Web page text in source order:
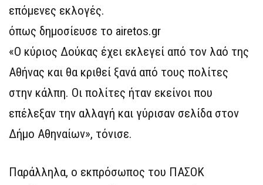
επόμενες εκλογές.
όπως δημοσίευσε το airetos.gr
«Ο κύριος Δούκας έχει εκλεγεί από τον λαό της
Αθήνας και θα κριθεί ξανά από τους πολίτες
στην κάλπη. Οι πολίτες ήταν εκείνοι που
επέλεξαν την αλλαγή και γύρισαν σελίδα στον
Δήμο Αθηναίων», τόνισε.
Παράλληλα, ο εκπρόσωπος του ΠΑΣΟΚ